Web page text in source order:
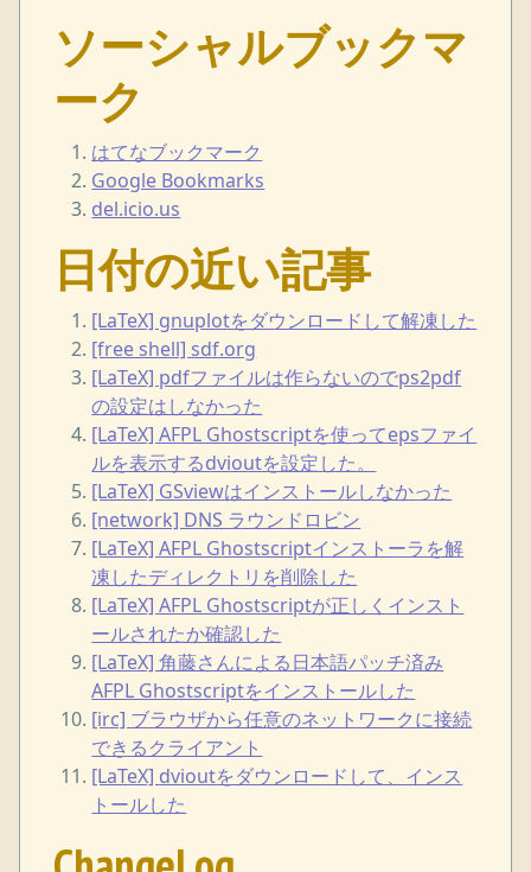
ソーシャルブックマ
ーク
はてなブックマーク
Google Bookmarks
del.icio.us
日付の近い記事
[LaTeX] gnuplotをダウンロードして解凍した
[free shell] sdf.org
[LaTeX] pdfファイルは作らないのでps2pdf
の設定はしなかった
[LaTeX] AFPL Ghostscriptを使ってepsファイ
ルを表示するdvioutを設定した。
[LaTeX] GSviewはインストールしなかった
[network] DNS ラウンドロビン
[LaTeX] AFPL Ghostscriptインストーラを解
凍したディレクトリを削除した
[LaTeX] AFPL Ghostscriptが正しくインスト
ールされたか確認した
[LaTeX] 角藤さんによる日本語パッチ済み
AFPL Ghostscriptをインストールした
[irc] ブラウザから任意のネットワークに接続
できるクライアント
[LaTeX] dvioutをダウンロードして、インス
トールした